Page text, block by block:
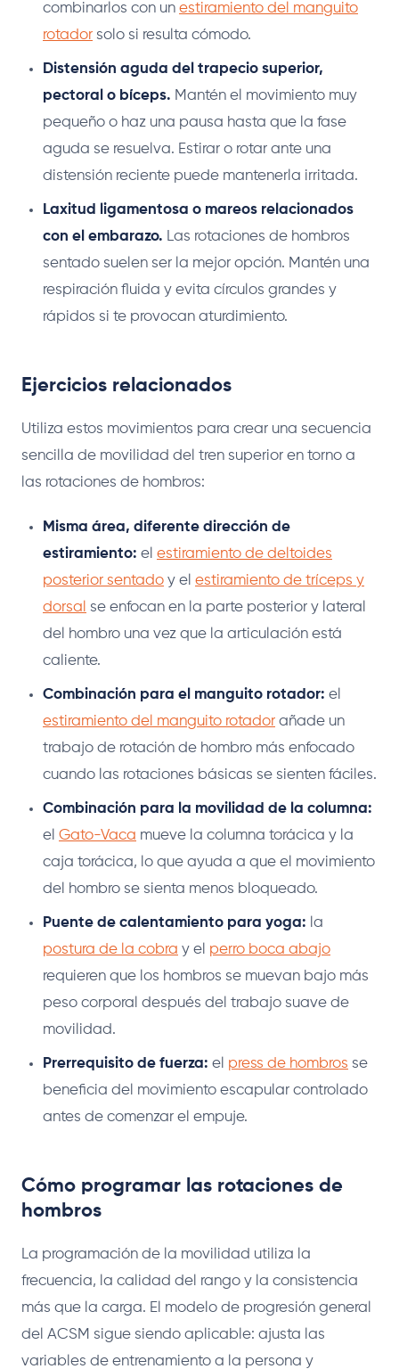
combinarlos con un estiramiento del manguito
rotador solo si resulta cómodo.
Distensión aguda del trapecio superior,
pectoral o bíceps. Mantén el movimiento muy
pequeño o haz una pausa hasta que la fase
aguda se resuelva. Estirar o rotar ante una
distensión reciente puede mantenerla irritada.
Laxitud ligamentosa o mareos relacionados
con el embarazo. Las rotaciones de hombros
sentado suelen ser la mejor opción. Mantén una
respiración fluida y evita círculos grandes y
rápidos si te provocan aturdimiento.
Ejercicios relacionados
Utiliza estos movimientos para crear una secuencia
sencilla de movilidad del tren superior en torno a
las rotaciones de hombros:
Misma área, diferente dirección de
estiramiento: el estiramiento de deltoides
posterior sentado y el estiramiento de tríceps y
dorsal se enfocan en la parte posterior y lateral
del hombro una vez que la articulación está
caliente.
Combinación para el manguito rotador: el
estiramiento del manguito rotador añade un
trabajo de rotación de hombro más enfocado
cuando las rotaciones básicas se sienten fáciles.
Combinación para la movilidad de la columna:
el Gato-Vaca mueve la columna torácica y la
caja torácica, lo que ayuda a que el movimiento
del hombro se sienta menos bloqueado.
Puente de calentamiento para yoga: la
postura de la cobra y el perro boca abajo
requieren que los hombros se muevan bajo más
peso corporal después del trabajo suave de
movilidad.
Prerrequisito de fuerza: el press de hombros se
beneficia del movimiento escapular controlado
antes de comenzar el empuje.
Cómo programar las rotaciones de
hombros
La programación de la movilidad utiliza la
frecuencia, la calidad del rango y la consistencia
más que la carga. El modelo de progresión general
del ACSM sigue siendo aplicable: ajusta las
variables de entrenamiento a la persona y